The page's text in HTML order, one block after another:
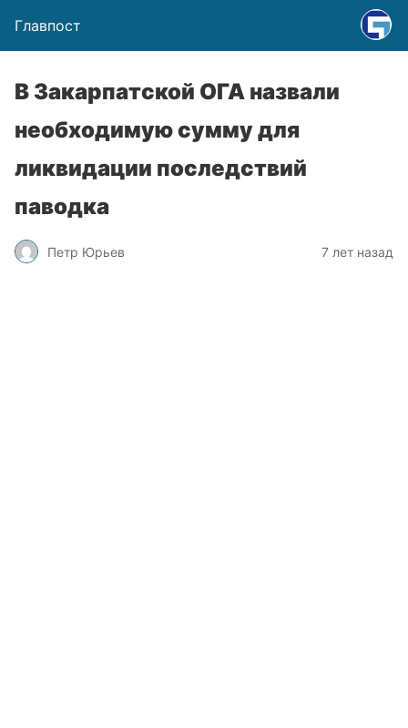
Главпост
В Закарпатской ОГА назвали
необходимую сумму для
ликвидации последствий
паводка
Петр Юрьев 7 лет назад